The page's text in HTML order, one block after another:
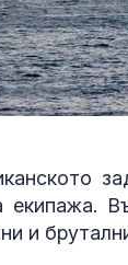
екипажа.
и